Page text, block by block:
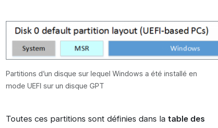
Partitions d’un disque sur lequel Windows a été installé en
mode UEFI sur un disque GPT
Toutes ces partitions sont définies dans la table des